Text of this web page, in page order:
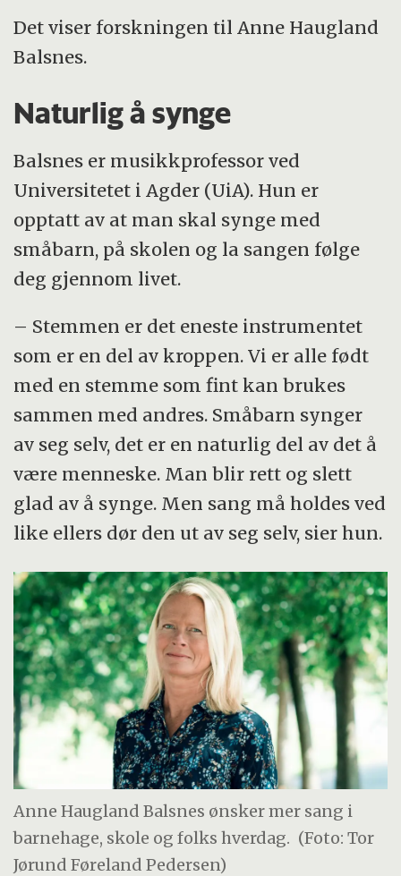
Det viser forskningen til Anne Haugland
Balsnes.
Naturlig å synge
Balsnes er musikkprofessor ved
Universitetet i Agder (UiA). Hun er
opptatt av at man skal synge med
småbarn, på skolen og la sangen følge
deg gjennom livet.
– Stemmen er det eneste instrumentet
som er en del av kroppen. Vi er alle født
med en stemme som fint kan brukes
sammen med andres. Småbarn synger
av seg selv, det er en naturlig del av det å
være menneske. Man blir rett og slett
glad av å synge. Men sang må holdes ved
like ellers dør den ut av seg selv, sier hun.
Anne Haugland Balsnes ønsker mer sang i
barnehage, skole og folks hverdag. (Foto: Tor
Jørund Føreland Pedersen)